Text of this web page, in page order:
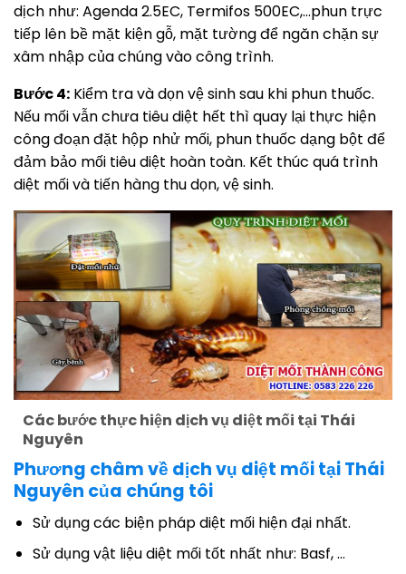
dịch như: Agenda 2.5EC, Termifos 500EC,…phun trực
tiếp lên bề mặt kiện gỗ, mặt tường để ngăn chặn sự
xâm nhập của chúng vào công trình.
Bước 4: Kiểm tra và dọn vệ sinh sau khi phun thuốc.
Nếu mối vẫn chưa tiêu diệt hết thì quay lại thực hiện
công đoạn đặt hộp nhử mối, phun thuốc dạng bột để
đảm bảo mối tiêu diệt hoàn toàn. Kết thúc quá trình
diệt mối và tiến hàng thu dọn, vệ sinh.
Các bước thực hiện dịch vụ diệt mối tại Thái
Nguyên
Phương châm về dịch vụ diệt mối tại Thái
Nguyên của chúng tôi
Sử dụng các biện pháp diệt mối hiện đại nhất.
Sử dụng vật liệu diệt mối tốt nhất như: Basf, …